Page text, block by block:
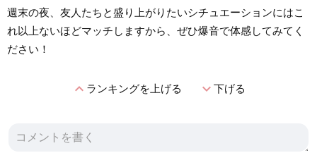
週末の夜、友人たちと盛り上がりたいシチュエーションにはこ
れ以上ないほどマッチしますから、ぜひ爆音で体感してみてく
ださい！
expand_lessランキングを上げる expand_more下げる